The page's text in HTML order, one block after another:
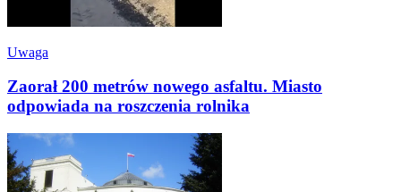
Uwaga
Zaorał 200 metrów nowego asfaltu. Miasto
odpowiada na roszczenia rolnika